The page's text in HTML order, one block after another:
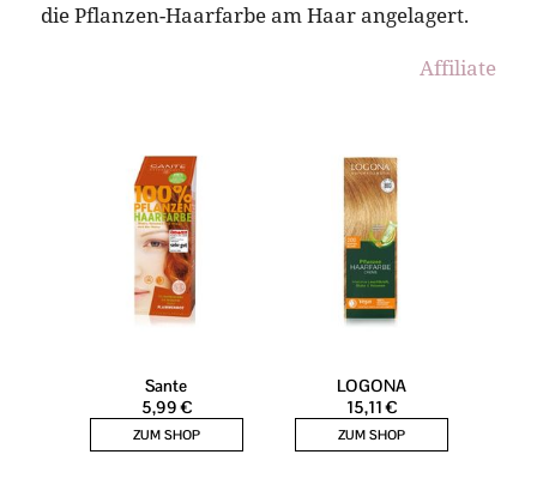
die Pflanzen-Haarfarbe am Haar angelagert.
Affiliate